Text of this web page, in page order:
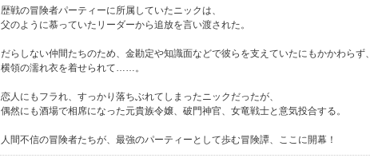
歴戦の冒険者パーティーに所属していたニックは、
父のように慕っていたリーダーから追放を言い渡された。
だらしない仲間たちのため、金勘定や知識面などで彼らを支えていたにもかかわらず、
横領の濡れ衣を着せられて……。
恋人にもフラれ、すっかり落ちぶれてしまったニックだったが、
偶然にも酒場で相席になった元貴族令嬢、破門神官、女竜戦士と意気投合する。
人間不信の冒険者たちが、最強のパーティーとして歩む冒険譚、ここに開幕！